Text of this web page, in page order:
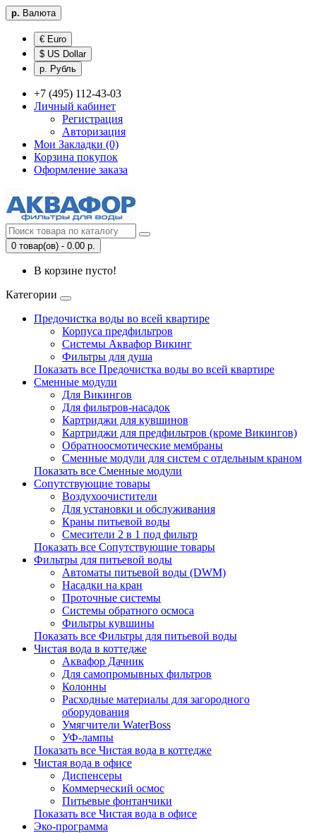
р. Валюта
€ Euro
$ US Dollar
р. Рубль
+7 (495) 112-43-03
Личный кабинет
Регистрация
Авторизация
Мои Закладки (0)
Корзина покупок
Оформление заказа
0 товар(ов) - 0.00 р.
В корзине пусто!
Категории
Предочистка воды во всей квартире
Корпуса предфильтров
Системы Аквафор Викинг
Фильтры для душа
Показать все Предочистка воды во всей квартире
Сменные модули
Для Викингов
Для фильтров-насадок
Картриджи для кувшинов
Картриджи для предфильтров (кроме Викингов)
Обратноосмотические мембраны
Сменные модули для систем с отдельным краном
Показать все Сменные модули
Сопутствующие товары
Воздухоочистители
Для установки и обслуживания
Краны питьевой воды
Смесители 2 в 1 под фильтр
Показать все Сопутствующие товары
Фильтры для питьевой воды
Автоматы питьевой воды (DWM)
Насадки на кран
Проточные системы
Системы обратного осмоса
Фильтры кувшины
Показать все Фильтры для питьевой воды
Чистая вода в коттедже
Аквафор Дачник
Для самопромывных фильтров
Колонны
Расходные материалы для загородного
оборудования
Умягчители WaterBoss
УФ-лампы
Показать все Чистая вода в коттедже
Чистая вода в офисе
Диспенсеры
Коммерческий осмос
Питьевые фонтанчики
Показать все Чистая вода в офисе
Эко-программа